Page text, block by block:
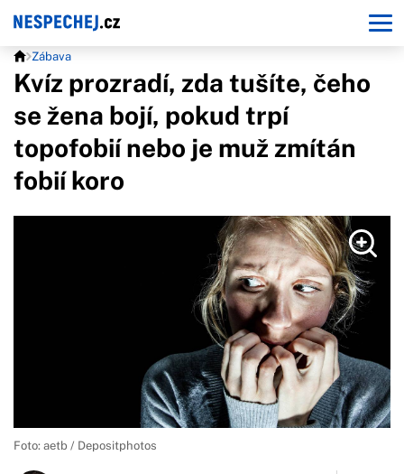
Zábava
Kvíz prozradí, zda tušíte, čeho
se žena bojí, pokud trpí
topofobií nebo je muž zmítán
fobií koro
Foto: aetb / Depositphotos